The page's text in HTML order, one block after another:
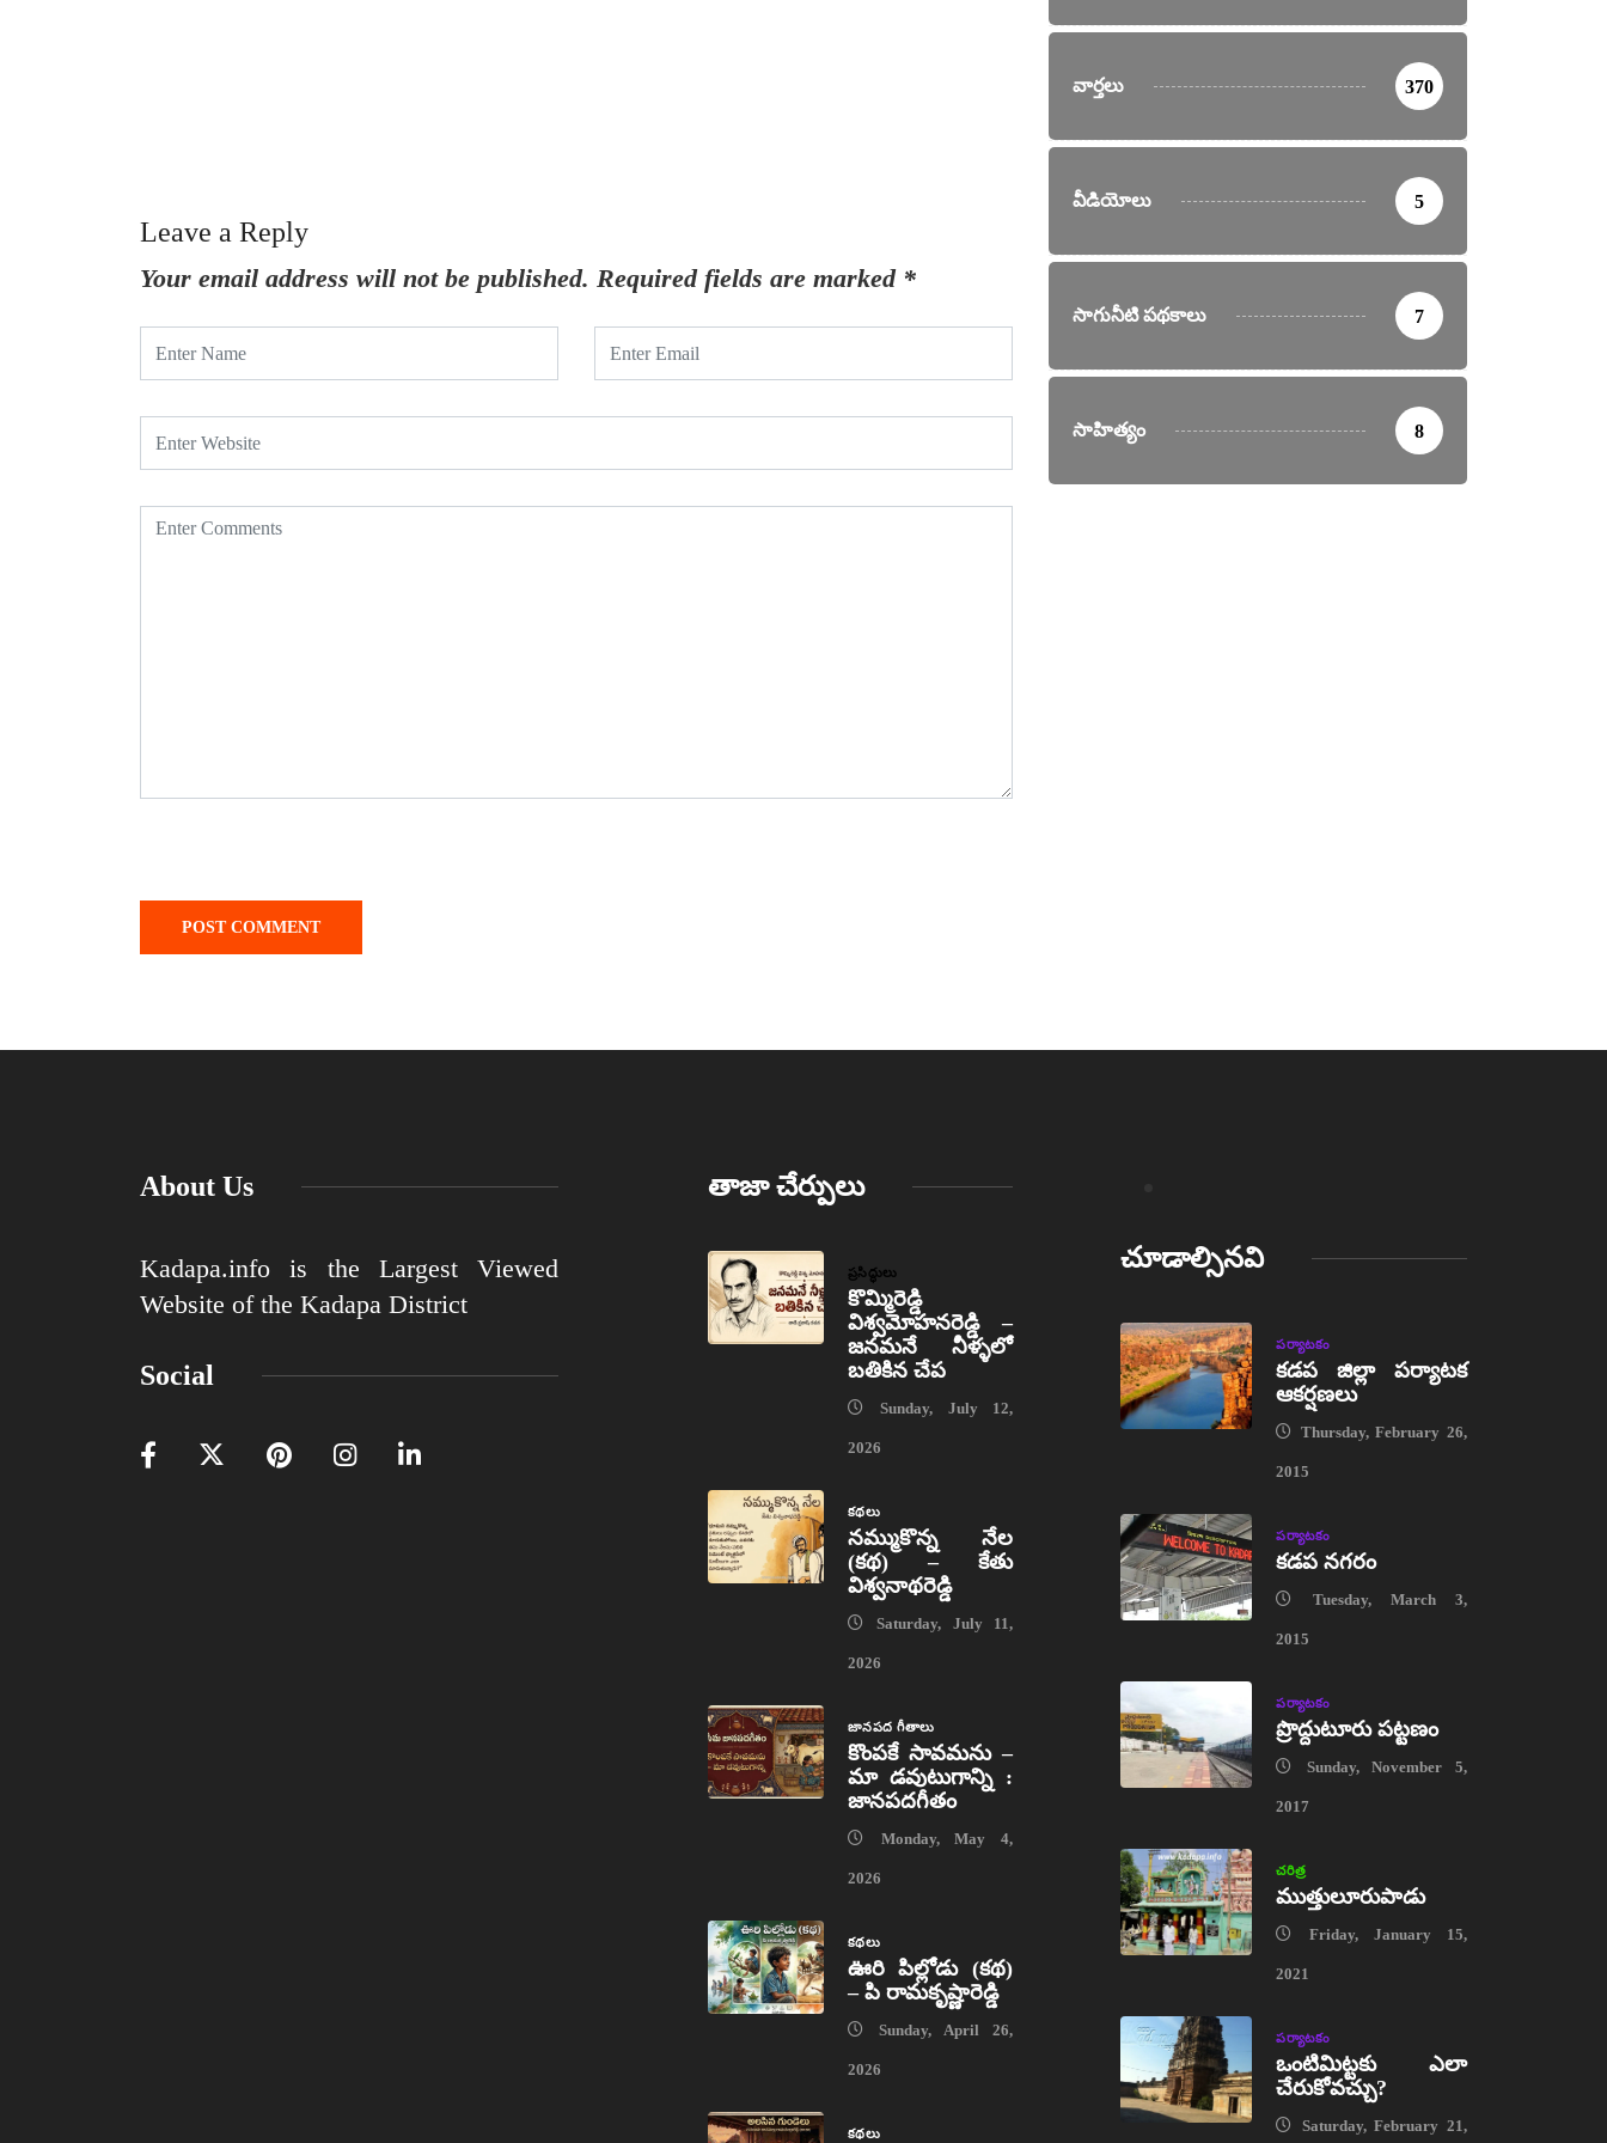
Leave a Reply
Your email address will not be published. Required fields are marked *
వార్తలు 370
వీడియోలు 5
సాగునీటి పథకాలు 7
సాహిత్యం 8
About Us
Kadapa.info is the Largest Viewed
Website of the Kadapa District
Social
తాజా చేర్పులు
ప్రసిద్ధులు
కొమ్మిరెడ్డి
విశ్వమోహనరెడ్డి –
జనమనే నీళ్ళలో
బతికిన చేప
Sunday, July 12,
2026
కథలు
నమ్ముకొన్న నేల
(కథ) – కేతు
విశ్వనాథరెడ్డి
Saturday, July 11,
2026
జానపద గీతాలు
కొంపకే సావమను –
మా డవుటుగాన్ని :
జానపదగీతం
Monday, May 4,
2026
కథలు
ఊరి పిల్లోడు (కథ)
– పి రామకృష్ణారెడ్డి
Sunday, April 26,
2026
కథలు
చూడాల్సినవి
పర్యాటకం
కడప జిల్లా పర్యాటక
ఆకర్షణలు
Thursday, February 26,
2015
పర్యాటకం
కడప నగరం
Tuesday, March 3,
2015
పర్యాటకం
ప్రొద్దుటూరు పట్టణం
Sunday, November 5,
2017
చరిత్ర
ముత్తులూరుపాడు
Friday, January 15,
2021
పర్యాటకం
ఒంటిమిట్టకు ఎలా
చేరుకోవచ్చు?
Saturday, February 21,